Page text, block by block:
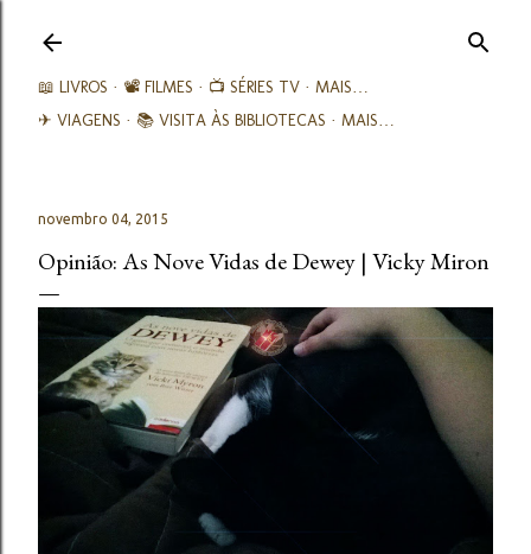
📖 LIVROS 📽️ FILMES 📺 SÉRIES TV
MAIS…
✈ VIAGENS
📚︎ VISITA ÀS BIBLIOTECAS MAIS…
novembro 04, 2015
Opinião: As Nove Vidas de Dewey | Vicky Miron